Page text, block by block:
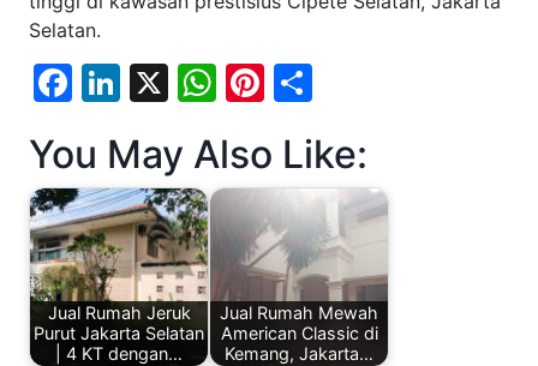
Selatan.
Facebook
LinkedIn
X WhatsApp
Pinterest
You May Also Like:
Jual Rumah Jeruk
Purut Jakarta Selatan
| 4 KT dengan…
Jual Rumah Mewah
American Classic di
Kemang, Jakarta…